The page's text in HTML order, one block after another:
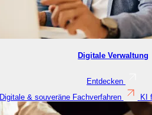
Digitale Verwaltung
Entdecken
Digitale & souveräne Fachverfahren
KI